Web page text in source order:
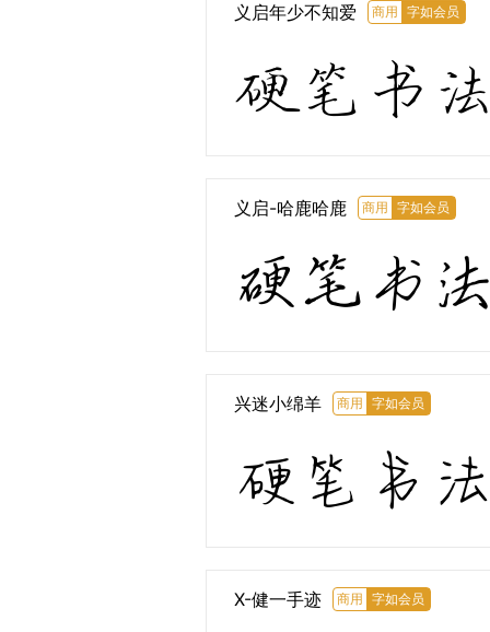
义启年少不知爱 商用 字如会员
硬笔书
义启-哈鹿哈鹿 商用 字如会员
硬笔书
兴迷小绵羊 商用 字如会员
硬笔书
X-健一手迹 商用 字如会员